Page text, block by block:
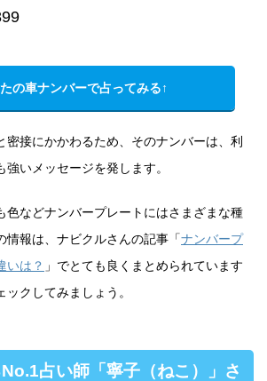
の車ナンバーで占ってみる↑
密接にかかわるため、そのナンバーは、利
強いメッセージを発します。
色などナンバープレートにはさまざまな種
情報は、ナビクルさんの記事「ナンバープ
いは？ 」でとても良くまとめられています
クしてみましょう。
占い師「寧子（ねこ）」さ